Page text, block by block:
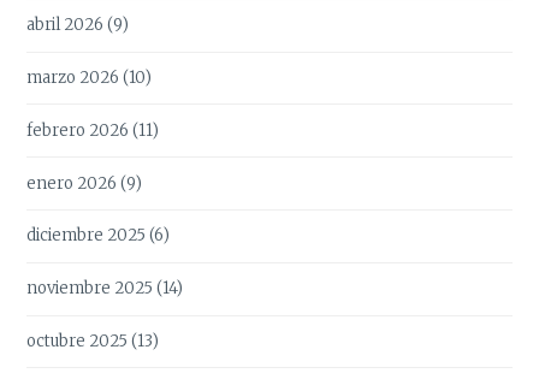
abril 2026 (9)
marzo 2026 (10)
febrero 2026 (11)
enero 2026 (9)
diciembre 2025 (6)
noviembre 2025 (14)
octubre 2025 (13)